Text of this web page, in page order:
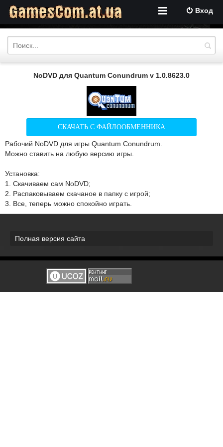
Вход
NoDVD для Quantum Conundrum v 1.0.8623.0
СКАЧАТЬ С ФАЙЛООБМЕННИКА
Рабочий NoDVD для игры Quantum Conundrum.
Можно ставить на любую версию игры.
Установка:
1. Скачиваем сам NoDVD;
2. Распаковываем скачаное в папку с игрой;
3. Все, теперь можно спокойно играть.
Полная версия сайта